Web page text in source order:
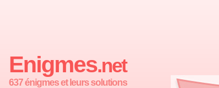
Enigmes.net
637 énigmes et leurs solutions